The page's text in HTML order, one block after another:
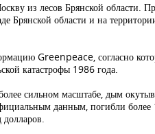
из лесов Брянской области.
Брянской области и на
Greenpeace, согласно
катастрофы 1986 года.
сильном масштабе, дым
данным, погибли